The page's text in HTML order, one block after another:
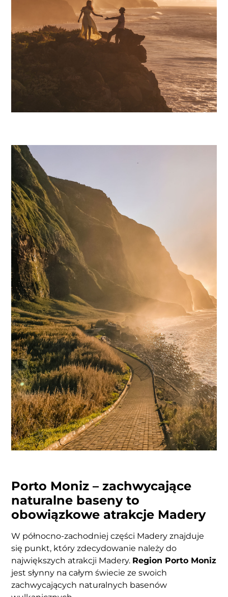
Porto Moniz – zachwycające
naturalne baseny to
obowiązkowe atrakcje Madery
W północno-zachodniej części Madery znajduje
się punkt, który zdecydowanie należy do
największych atrakcji Madery. Region Porto Moniz
jest słynny na całym świecie ze swoich
zachwycających naturalnych basenów